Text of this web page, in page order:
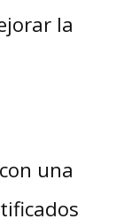
la
una